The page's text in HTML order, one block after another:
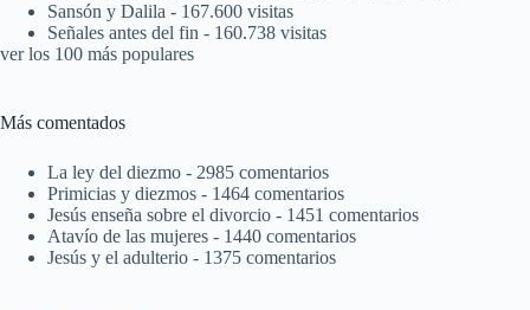
Sansón y Dalila - 167.600 visitas
Señales antes del fin - 160.738 visitas
ver los 100 más populares
Más comentados
La ley del diezmo - 2985 comentarios
Primicias y diezmos - 1464 comentarios
Jesús enseña sobre el divorcio - 1451 comentarios
Atavío de las mujeres - 1440 comentarios
Jesús y el adulterio - 1375 comentarios